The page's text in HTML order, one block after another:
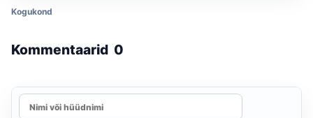
Kogukond
Kommentaarid 0